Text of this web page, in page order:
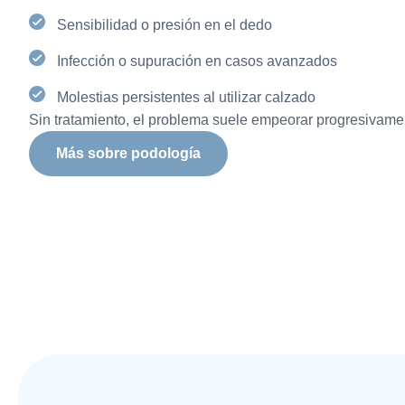
Sensibilidad o presión en el dedo
Infección o supuración en casos avanzados
Molestias persistentes al utilizar calzado
Sin tratamiento, el problema suele empeorar
Más sobre podología